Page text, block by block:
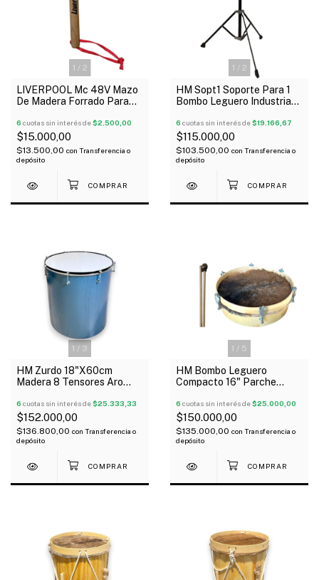
1 / 2
LIVERPOOL Mc 48V Mazo
De Madera Forrado Para
6 cuotas sin interés de$2.500,00
$15.000,00
$13.500,00 con Transferencia o
depósito
1 / 2
HM Sopt1 Soporte Para 1
Bombo Leguero Industria
6 cuotas sin interés de$19.166,67
$115.000,00
$103.500,00 con Transferencia o
depósito
1 / 3
HM Zurdo 18"X60cm
Madera 8 Tensores Aro
6 cuotas sin interés de$25.333,33
$152.000,00
$136.800,00 con Transferencia o
depósito
1 / 5
HM Bombo Leguero
Compacto 16" Parche
6 cuotas sin interés de$25.000,00
$150.000,00
$135.000,00 con Transferencia o
depósito